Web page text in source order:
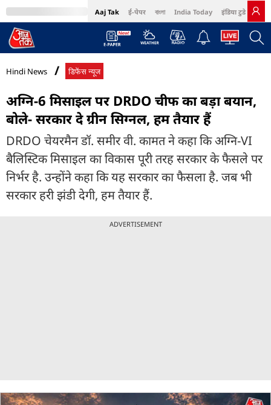
Aaj Tak ई-पेपर বাংলা India Today इंडिया टुडे हिंदी
MumbaiTak Cosmopolitan Harper's Bazaar Northeast
Hindi News डिफेंस न्यूज
अग्नि-6 मिसाइल पर DRDO चीफ का बड़ा बयान,
बोले- सरकार दे ग्रीन सिग्नल, हम तैयार हैं
DRDO चेयरमैन डॉ. समीर वी. कामत ने कहा कि अग्नि-VI
बैलिस्टिक मिसाइल का विकास पूरी तरह सरकार के फैसले पर
निर्भर है. उन्होंने कहा कि यह सरकार का फैसला है. जब भी
सरकार हरी झंडी देगी, हम तैयार हैं.
ADVERTISEMENT